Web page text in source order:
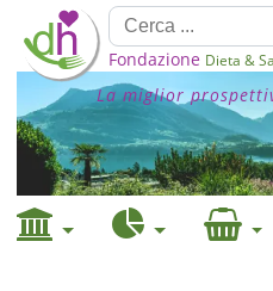
Fondazione Dieta &
La miglior